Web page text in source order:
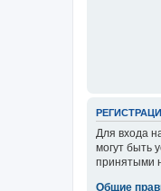
Для входа
могут быть
принятыми
Общие